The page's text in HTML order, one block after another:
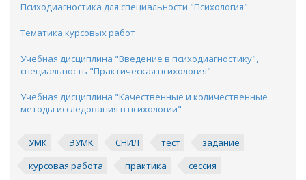
Психодиагностика для специальности "Психология"
Тематика курсовых работ
Учебная дисциплина "Введение в психодиагностику",
специальность "Практическая психология"
Учебная дисциплина "Качественные и количественные
методы исследования в психологии"
УМК ЭУМК СНИЛ тест
задание
курсовая работа
практика
сессия